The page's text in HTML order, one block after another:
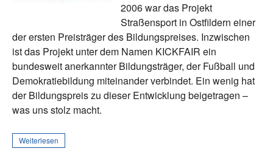
2006 war das Projekt
Straßensport in Ostfildern einer
der ersten Preisträger des Bildungspreises. Inzwischen
ist das Projekt unter dem Namen KICKFAIR ein
bundesweit anerkannter Bildungsträger, der Fußball und
Demokratiebildung miteinander verbindet. Ein wenig hat
der Bildungspreis zu dieser Entwicklung beigetragen –
was uns stolz macht.
Weiterlesen